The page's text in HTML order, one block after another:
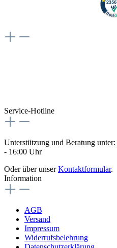
Service-Hotline
Unterstützung und Beratung unter:
- 16:00 Uhr
Oder über unserKontaktformular.
Information
AGB
Versand
Impressum
Widerrufsbelehrung